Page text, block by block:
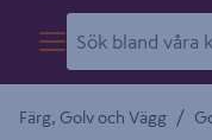
Färg, Golv och Vägg /